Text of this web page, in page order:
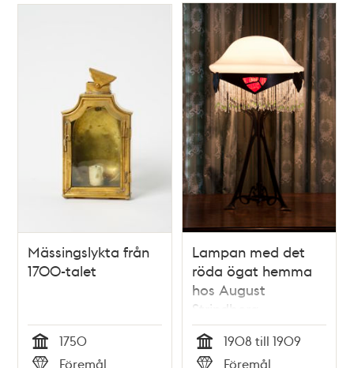
Mässingslykta från
1700-talet
Tid
1750
Föremål
Lampan med det
röda ögat hemma
hos August
Strindberg
Tid
1908 till 1909
Föremål